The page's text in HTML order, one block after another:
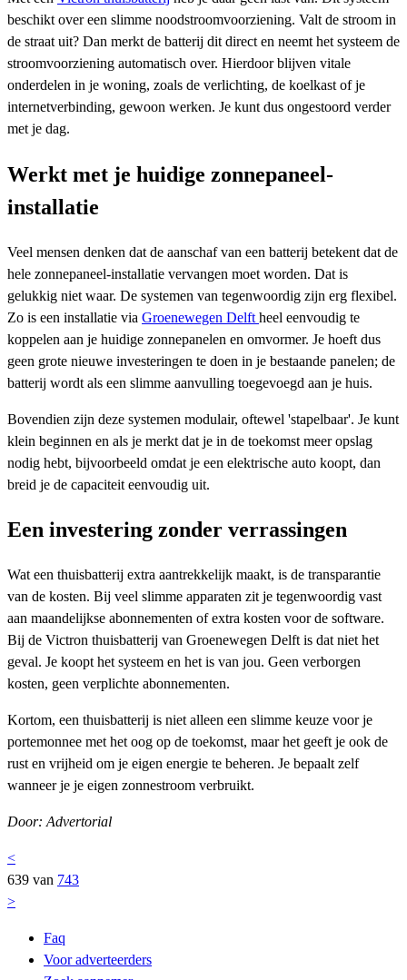
beschikt over een slimme noodstroomvoorziening. Valt de stroom in
de straat uit? Dan merkt de batterij dit direct en neemt het systeem de
stroomvoorziening automatisch over. Hierdoor blijven vitale
onderdelen in je woning, zoals de verlichting, de koelkast of je
internetverbinding, gewoon werken. Je kunt dus ongestoord verder
met je dag.
Werkt met je huidige zonnepaneel-
installatie
Veel mensen denken dat de aanschaf van een batterij betekent dat de
hele zonnepaneel-installatie vervangen moet worden. Dat is
gelukkig niet waar. De systemen van tegenwoordig zijn erg flexibel.
Zo is een installatie via Groenewegen Delft heel eenvoudig te
koppelen aan je huidige zonnepanelen en omvormer. Je hoeft dus
geen grote nieuwe investeringen te doen in je bestaande panelen; de
batterij wordt als een slimme aanvulling toegevoegd aan je huis.
Bovendien zijn deze systemen modulair, oftewel 'stapelbaar'. Je kunt
klein beginnen en als je merkt dat je in de toekomst meer opslag
nodig hebt, bijvoorbeeld omdat je een elektrische auto koopt, dan
breid je de capaciteit eenvoudig uit.
Een investering zonder verrassingen
Wat een thuisbatterij extra aantrekkelijk maakt, is de transparantie
van de kosten. Bij veel slimme apparaten zit je tegenwoordig vast
aan maandelijkse abonnementen of extra kosten voor de software.
Bij de Victron thuisbatterij van Groenewegen Delft is dat niet het
geval. Je koopt het systeem en het is van jou. Geen verborgen
kosten, geen verplichte abonnementen.
Kortom, een thuisbatterij is niet alleen een slimme keuze voor je
portemonnee met het oog op de toekomst, maar het geeft je ook de
rust en vrijheid om je eigen energie te beheren. Je bepaalt zelf
wanneer je je eigen zonnestroom verbruikt.
Door: Advertorial
<
639 van 743
>
Faq
Voor adverteerders